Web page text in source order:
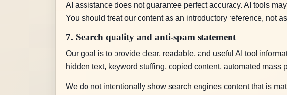
AI assistance does not guarantee perfect accuracy. AI tools
You should treat our content as an introductory reference, not
7. Search quality and anti-spam statement
Our goal is to provide clear, readable, and useful AI tool
hidden text, keyword stuffing, copied content, automated
We do not intentionally show search engines content that is